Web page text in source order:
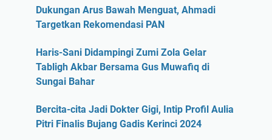
Dukungan Arus Bawah Menguat, Ahmadi
Targetkan Rekomendasi PAN
Haris-Sani Didampingi Zumi Zola Gelar
Tabligh Akbar Bersama Gus Muwafiq di
Sungai Bahar
Bercita-cita Jadi Dokter Gigi, Intip Profil Aulia
Pitri Finalis Bujang Gadis Kerinci 2024